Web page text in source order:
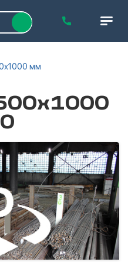
мм